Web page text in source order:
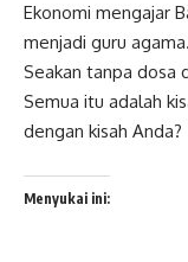
Ekonomi mengajar
menjadi guru
Seakan tanpa dosa
Semua itu adalah
dengan kisah Anda?
Menyukai ini: